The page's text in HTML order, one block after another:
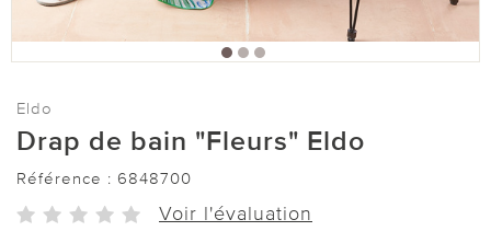
Eldo
Drap de bain "Fleurs" Eldo
Référence : 6848700
Voir l'évaluation